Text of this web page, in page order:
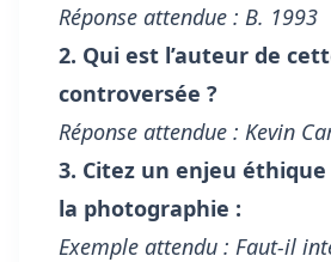
Réponse attendue : B. 1993
2. Qui est l’auteur de
controversée ?
Réponse attendue : Kevin
3. Citez un enjeu
la photographie :
Exemple attendu : Faut-il